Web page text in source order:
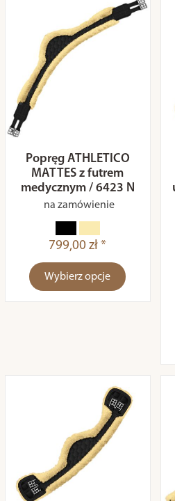
Popręg ATHLETICO
MATTES z futrem
medycznym / 6423 N
na zamówienie
799,00 zł *
Wybierz opcje